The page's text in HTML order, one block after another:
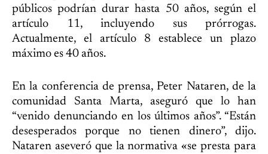
públicos podrían durar hasta 50 años, según el
artículo 11, incluyendo sus prórrogas.
Actualmente, el artículo 8 establece un plazo
máximo es 40 años.
En la conferencia de prensa, Peter Nataren, de la
comunidad Santa Marta, aseguró que lo han
“venido denunciando en los últimos años”. “Están
desesperados porque no tienen dinero”, dijo.
Nataren aseveró que la normativa «se presta para